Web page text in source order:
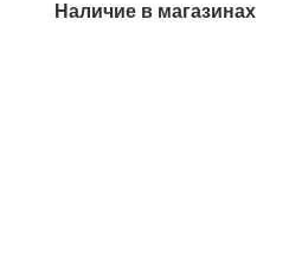
Наличие в магазинах